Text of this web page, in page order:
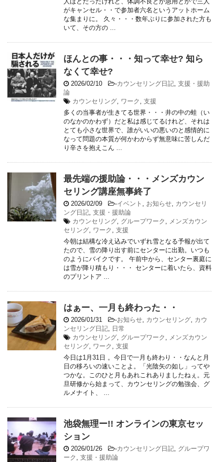
がキャンセル・・で参加者六名というアットホーム
な集まりに。 久々・・・数年ぶりに参加された方も
いて、その方の ...
ほんとの事・・・知って幸せ? 知ら
なくて幸せ?
2026/02/10 -カウンセリング日記, 支援・援助
論
カウンセリング, ワーク , 支援
多くの当事者が生きてる世界・・・井の中の蛙（い
のなかのかわず）だと私は感じてるけれど、それは
とても小さな世界で、誰がいいの悪いのと感情的に
なって問題の本質が何かわからず無意味に苦しんだ
り辛さを抱えこん ...
最先端の援助論・・・メンズカウン
セリング講座無事終了
2026/02/09 -イベント , お知らせ, カウンセリ
ング日記, 支援・援助論
カウンセリング, グループワーク , メンズカウン
セリング, ワーク , 支援
今朝は結構な冷え込みでいずれ雪となる予報が出て
たので、雪の降り出す前にセンターに出勤。いつも
のようにバイクです。 午前中から、センター裏庭に
は雪が降り積もり・・・ センターに着いたら、資料
のプリントア ...
はぁー、一月も終わった・・
2026/01/31 -お知らせ, カウンセリング, カウ
ンセリング日記, 日常
カウンセリング, グループワーク , メンズカウン
セリング, ワーク , 支援
今日は1月31日 。今日で一月も終わり・・なんと月
日の移ろいの速いことよ。「光陰矢の如し」ってや
つかな。このひと月もあれこれありましたねぇ。元
旦研修から始まって、カウンセリングの勉強会、グ
ルメナイト、 ...
池袋無理ー!! オンラインの東京セッ
ション
2026/01/26 -カウンセリング日記, グループワ
ーク , 支援・援助論